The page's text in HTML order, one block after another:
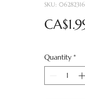
SKU:
Quantity *